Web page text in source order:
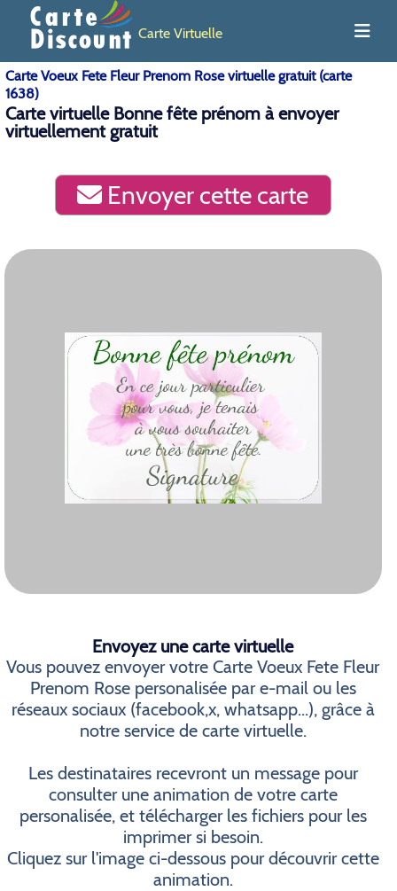
Carte Virtuelle
Carte Voeux Fete Fleur Prenom Rose virtuelle gratuit (carte
1638)
Carte virtuelle Bonne fête prénom à envoyer
virtuellement gratuit
Envoyer cette carte
Envoyez une carte virtuelle
Vous pouvez envoyer votre Carte Voeux Fete Fleur
Prenom Rose personalisée par e-mail ou les
réseaux sociaux (facebook,x, whatsapp...), grâce à
notre service de carte virtuelle.
Les destinataires recevront un message pour
consulter une animation de votre carte
personalisée, et télécharger les fichiers pour les
imprimer si besoin.
Cliquez sur l'image ci-dessous pour découvrir cette
animation.